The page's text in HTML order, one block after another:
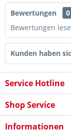
Bewertungen
0
Bewertungen
Kunden haben
Service Hotline
Shop Service
Informationen